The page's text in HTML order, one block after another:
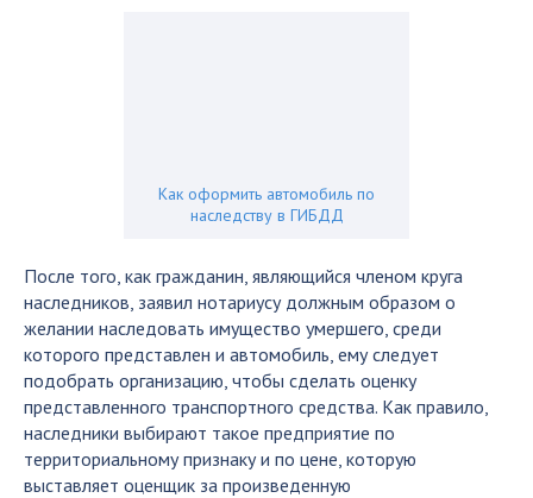
Как оформить автомобиль по
наследству в ГИБДД
После того, как гражданин, являющийся членом круга
наследников, заявил нотариусу должным образом о
желании наследовать имущество умершего, среди
которого представлен и автомобиль, ему следует
подобрать организацию, чтобы сделать оценку
представленного транспортного средства. Как правило,
наследники выбирают такое предприятие по
территориальному признаку и по цене, которую
выставляет оценщик за произведенную